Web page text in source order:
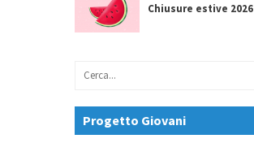
Chiusure estive 2026
Progetto Giovani